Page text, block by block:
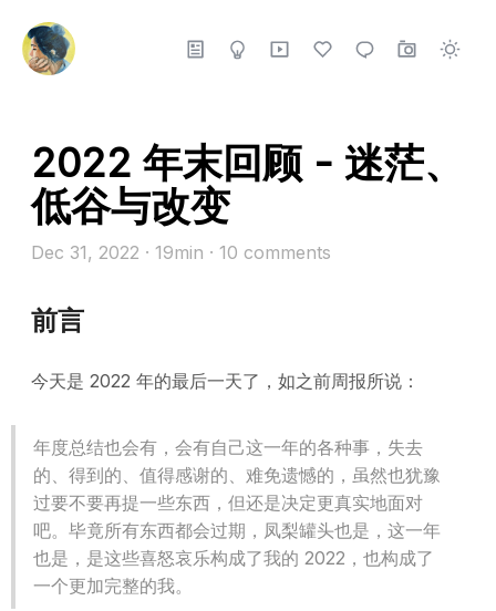
2022 年末回顾 - 迷茫、
低谷与改变
Dec 31, 2022 · 19min · 10 comments
前言
今天是 2022 年的最后一天了，如之前周报所说：
年度总结也会有，会有自己这一年的各种事，失去
的、得到的、值得感谢的、难免遗憾的，虽然也犹豫
过要不要再提一些东西，但还是决定更真实地面对
吧。毕竟所有东西都会过期，凤梨罐头也是，这一年
也是，是这些喜怒哀乐构成了我的 2022，也构成了
一个更加完整的我。